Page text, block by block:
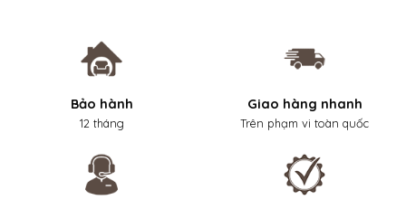
Bảo hành
12 tháng
Giao hàng nhanh
Trên phạm vi toàn quốc